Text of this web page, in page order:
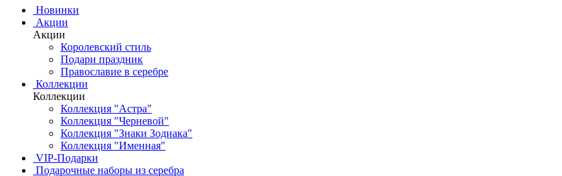
Новинки
Акции
Акции
Королевский стиль
Подари праздник
Православие в серебре
Коллекции
Коллекции
Коллекция "Астра"
Коллекция "Черневой"
Коллекция "Знаки Зодиака"
Коллекция "Именная"
VIP-Подарки
Подарочные наборы из серебра